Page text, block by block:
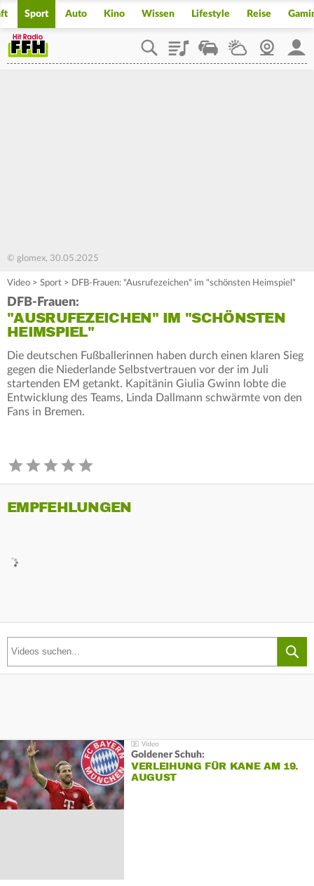
Sport Auto Kino Wissen Lifestyle Reise
PlaylistStaupilotWetterWebcam
© glomex, 30.05.2025
Video > Sport > DFB-Frauen: "Ausrufezeichen" im "schönsten Heimspiel"
DFB-Frauen:
"AUSRUFEZEICHEN" IM "SCHÖNSTEN
HEIMSPIEL"
Die deutschen Fußballerinnen haben durch einen klaren Sieg
gegen die Niederlande Selbstvertrauen vor der im Juli
startenden EM getankt. Kapitänin Giulia Gwinn lobte die
Entwicklung des Teams, Linda Dallmann schwärmte von den
Fans in Bremen.
EMPFEHLUNGEN
Goldener Schuh:
VERLEIHUNG FÜR KANE AM 19.
AUGUST